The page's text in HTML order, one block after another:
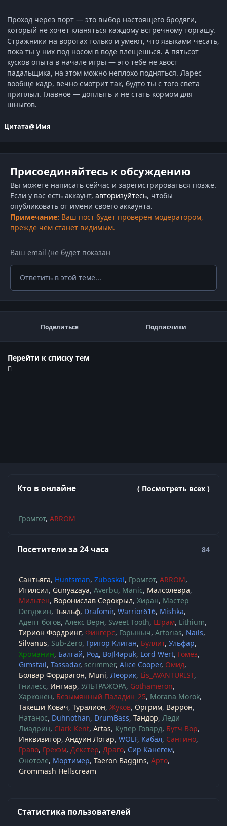
Проход через порт — это выбор настоящего бродяги,
который не хочет кланяться каждому встречному торгашу.
Стражники на воротах только и умеют, что языками чесать,
пока ты у них под носом в воде плещешься. А пятьсот
кусков опыта в начале игры — это тебе не хвост
падальщика, на этом можно неплохо подняться. Ларес
вообще кадр, вечно смотрит так, будто ты с того света
приплыл. Главное — доплыть и не стать кормом для
шныгов.
Цитата@ Имя
Присоединяйтесь к обсуждению
Вы можете написать сейчас и зарегистрироваться позже.
Если у вас есть аккаунт, авторизуйтесь, чтобы
опубликовать от имени своего аккаунта.
Примечание: Ваш пост будет проверен модератором,
прежде чем станет видимым.
Ответить в этой теме...
Поделиться Подписчики
Перейти к списку тем
Кто в онлайне ( Посмотреть всех )
Громгот ARROM
Посетители за 24 часа 84
Сантьяга Huntsman Zuboskal Громгот ARROM
Итилсил Gunyazaya Averbu Manic Малсолевра
Мильтен Воронислав Серокрыл Хиран Мастер
Denджин Тьяльф Drafomir Warrior616 Mishka
Адепт богов Алекс Верн Sweet Tooth Шрам Lithium
Тирион Фордринг Фингерс Горыныч Artorias Nails
Silvanus Sub-Zero Григор Клиган Буллит Ульфар
Хроманин Балгай Род BoJl4apuk Lord Wert Гомез
Gimstail Tassadar scrimmer Alice Cooper Омид
Болвар Фордрагон Muni Леорик Lis_AVANTURIST
Гнилесс Ингмар УЛЬТРАЖОРА Gothameron
Харконен Безымянный Паладин_25 Morana Morok
Такеши Ковач Туралион Жуков Оргрим Варрон
Натанос Duhnothan DrumBass Тандор Леди
Лиадрин Clark Kent Artas Купер Говард Бутч Вор
Инквизитор Андуин Лотар WOLF Кабал Сантино
Граво Грехэм Декстер Драго Сир Канегем
Онотоле Мортимер Taeron Baggins Арто
Grommash Hellscream
Статистика пользователей